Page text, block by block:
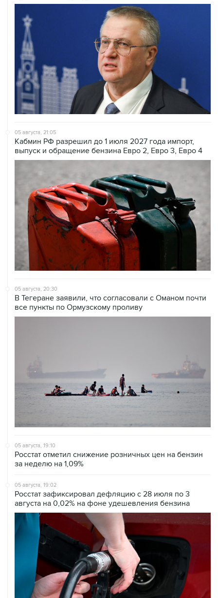
05 августа, 21:05
Кабмин РФ разрешил до 1 июля 2027 года импорт,
выпуск и обращение бензина Евро 2, Евро 3, Евро 4
05 августа, 20:30
В Тегеране заявили, что согласовали с Оманом почти
все пункты по Ормузскому проливу
05 августа, 19:10
Росстат отметил снижение розничных цен на бензин
за неделю на 1,09%
05 августа, 19:02
Росстат зафиксировал дефляцию с 28 июля по 3
августа на 0,02% на фоне удешевления бензина